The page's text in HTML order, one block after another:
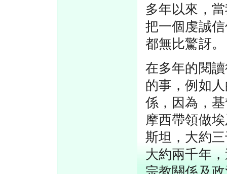
多年以來，
把一個虔誠
都無比驚訝。
在多年的閱
的事，例如
係，因為，
摩西帶領做
斯坦，大約
大約兩千年